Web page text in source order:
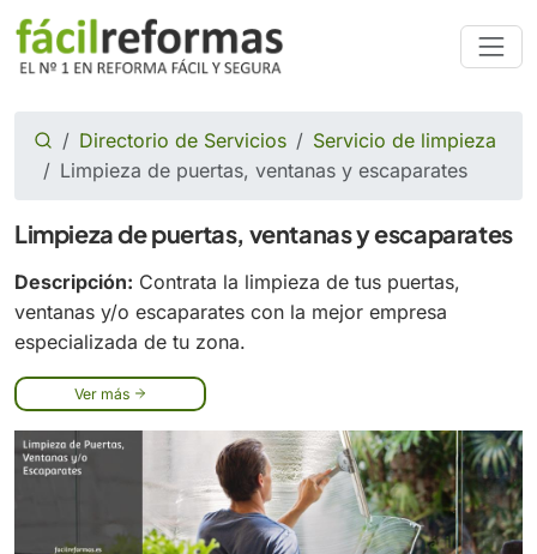
Directorio de Servicios
Servicio de limpieza
Limpieza de puertas, ventanas y escaparates
Limpieza de puertas, ventanas y escaparates
Descripción: Contrata la limpieza de tus puertas,
ventanas y/o escaparates con la mejor empresa
especializada de tu zona.
Ver más